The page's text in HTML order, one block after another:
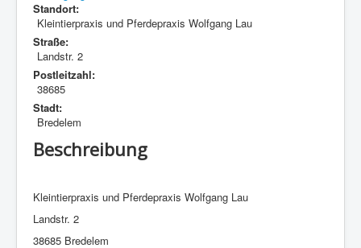
Standort:
Kleintierpraxis und Pferdepraxis Wolfgang Lau
Straße:
Landstr. 2
Postleitzahl:
38685
Stadt:
Bredelem
Beschreibung
Kleintierpraxis und Pferdepraxis Wolfgang Lau
Landstr. 2
38685 Bredelem